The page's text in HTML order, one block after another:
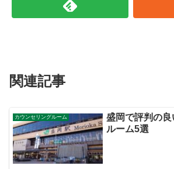
関連記事
カウンセリングルーム
盛岡で評判の
ルーム5選